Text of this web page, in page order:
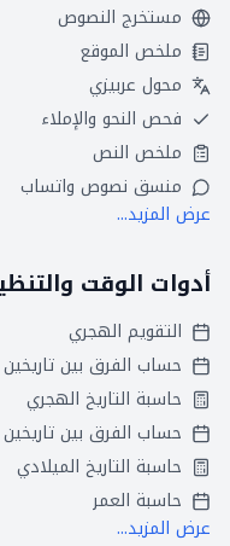
مستخرج النصوص
ملخص الموقع
محول عربيزي
فحص النحو والإملاء
ملخص النص
منسق نصوص واتساب
عرض المزيد...
أدوات الوقت
التقويم الهجري
حساب الفرق بين
حاسبة التاريخ الهجري
حساب الفرق بين
حاسبة التاريخ الميلادي
حاسبة العمر
عرض المزيد...